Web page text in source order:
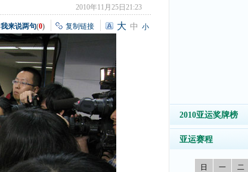
2010年11月25日21:23
我来说两句(0) 复制链接 大 中 小
2010亚运奖牌榜
亚运赛程
日 一 二